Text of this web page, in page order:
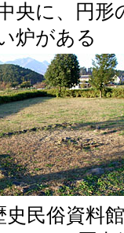
央に、円形
炉がある
史民俗資料館